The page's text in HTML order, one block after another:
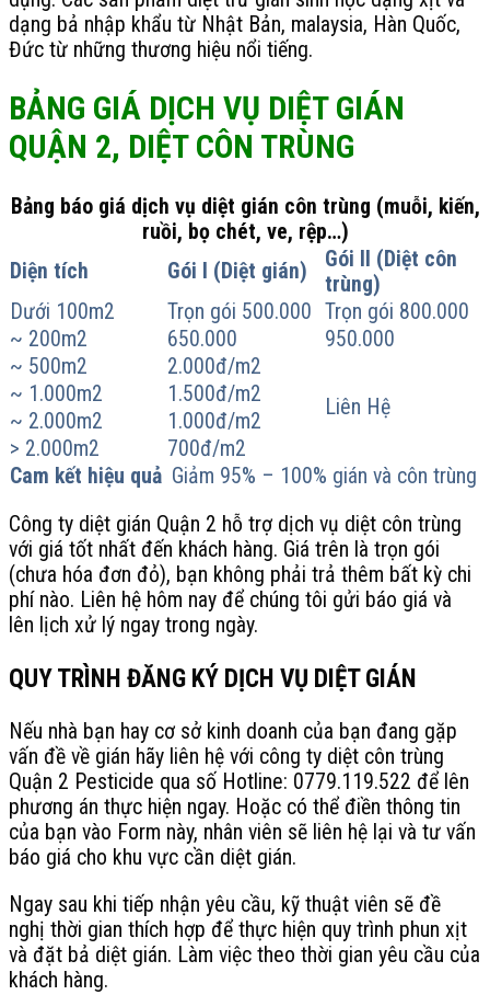
dạng bả nhập khẩu từ Nhật Bản, malaysia, Hàn Quốc,
Đức từ những thương hiệu nổi tiếng.
BẢNG GIÁ DỊCH VỤ DIỆT GIÁN
QUẬN 2, DIỆT CÔN TRÙNG
Bảng báo giá dịch vụ diệt gián côn trùng (muỗi, kiến,
ruồi, bọ chét, ve, rệp…)
Diện tích
Gói I (Diệt gián)
Gói II (Diệt côn
trùng)
Dưới 100m2
Trọn gói 500.000 Trọn gói 800.000
~ 200m2
650.000
950.000
~ 500m2
2.000đ/m2
Liên Hệ
~ 1.000m2
1.500đ/m2
~ 2.000m2
1.000đ/m2
> 2.000m2
700đ/m2
Cam kết hiệu quả Giảm 95% – 100% gián và côn trùng
Công ty diệt gián Quận 2 hỗ trợ dịch vụ diệt côn trùng
với giá tốt nhất đến khách hàng. Giá trên là trọn gói
(chưa hóa đơn đỏ), bạn không phải trả thêm bất kỳ chi
phí nào. Liên hệ hôm nay để chúng tôi gửi báo giá và
lên lịch xử lý ngay trong ngày.
QUY TRÌNH ĐĂNG KÝ DỊCH VỤ DIỆT GIÁN
Nếu nhà bạn hay cơ sở kinh doanh của bạn đang gặp
vấn đề về gián hãy liên hệ với công ty diệt côn trùng
Quận 2 Pesticide qua số Hotline: 0779.119.522 để lên
phương án thực hiện ngay. Hoặc có thể điền thông tin
của bạn vào Form này, nhân viên sẽ liên hệ lại và tư vấn
báo giá cho khu vực cần diệt gián.
Ngay sau khi tiếp nhận yêu cầu, kỹ thuật viên sẽ đề
nghị thời gian thích hợp để thực hiện quy trình phun xịt
và đặt bả diệt gián. Làm việc theo thời gian yêu cầu của
khách hàng.